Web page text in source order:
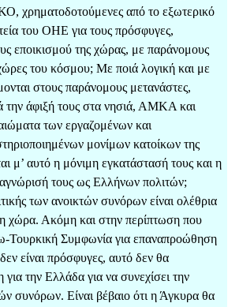
χρηματοδοτούμενες από το εξωτερικό
του ΟΗΕ για τους πρόσφυγες,
εποικισμού της χώρας, με παράνομους
του κόσμου; Με ποιά λογική και με
στους παράνομους μετανάστες,
την άφιξή τους στα νησιά, ΑΜΚΑ και
των εργαζομένων και
μονίμων κατοίκων της
μ’ αυτό η μόνιμη εγκατάστασή τους και η
τους ως Ελλήνων πολιτών;
των ανοικτών συνόρων είναι ολέθρια
χώρα. Ακόμη και στην περίπτωση που
Τουρκική Συμφωνία για επαναπροώθηση
είναι πρόσφυγες, αυτό δεν θα
την Ελλάδα για να συνεχίσει την
συνόρων. Είναι βέβαιο ότι η Άγκυρα θα